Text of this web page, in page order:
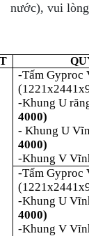
nước), vui
-Tấm Gyproc
-Khung U
4000)
- Khung U
4000)
-Khung V
-Tấm Gyproc
-Khung U
4000)
-Khung V